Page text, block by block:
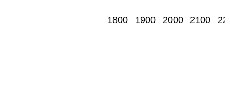
1800 1900 2000 2100